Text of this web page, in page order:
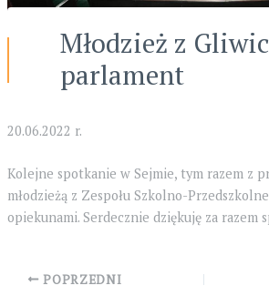
Młodzież z
parlament
20.06.2022 r.
Kolejne spotkanie w Sejmie, tym razem z
młodzieżą z Zespołu Szkolno-
opiekunami. Serdecznie dziękuję za razem
Post
POPRZEDNI